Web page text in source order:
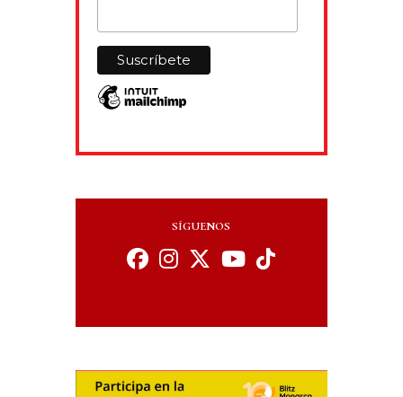
SÍGUENOS